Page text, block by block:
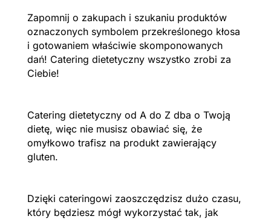
Zapomnij o zakupach i szukaniu produktów
oznaczonych symbolem przekreślonego kłosa
i gotowaniem właściwie skomponowanych
dań! Catering dietetyczny wszystko zrobi za
Ciebie!
Catering dietetyczny od A do Z dba o Twoją
dietę, więc nie musisz obawiać się, że
omyłkowo trafisz na produkt zawierający
gluten.
Dzięki cateringowi zaoszczędzisz dużo czasu,
który będziesz mógł wykorzystać tak, jak